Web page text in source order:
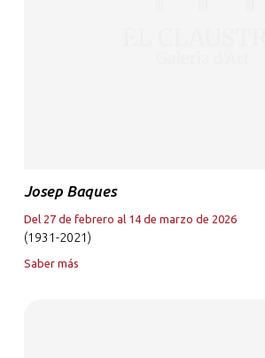
Josep Baques
Del 27 de febrero al 14 de marzo de 2026
(1931-2021)
Saber más